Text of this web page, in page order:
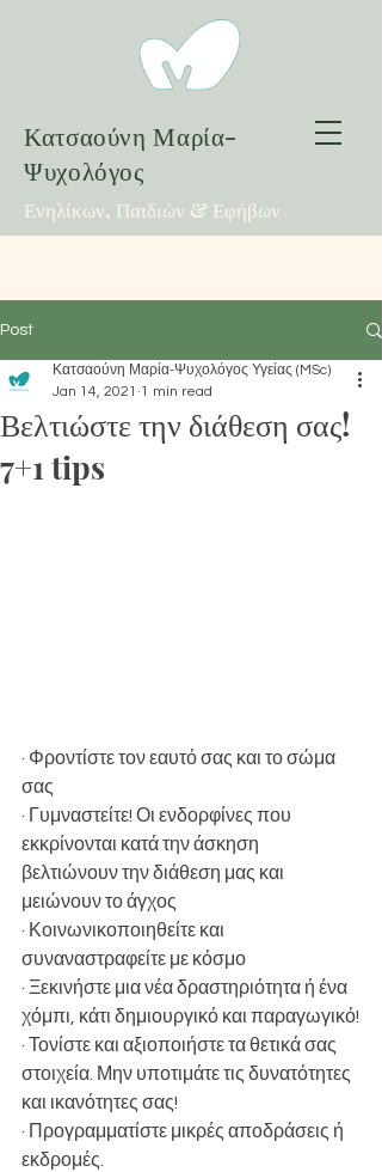
Κατσαούνη Μαρία-
Ψυχολόγος
Ενηλίκων, Παιδιών & Εφήβων
Post
Βελτιώστε την διάθεση σας!
7+1 tips
Κατσαούνη Μαρία-Ψυχολόγος Υγείας (MSc)
Jan 14, 2021 1 min read
· Φροντίστε τον εαυτό σας και το σώμα
σας
· Γυμναστείτε! Οι ενδορφίνες που
εκκρίνονται κατά την άσκηση
βελτιώνουν την διάθεση μας και
μειώνουν το άγχος
· Κοινωνικοποιηθείτε και
συναναστραφείτε με κόσμο
· Ξεκινήστε μια νέα δραστηριότητα ή ένα
χόμπι, κάτι δημιουργικό και παραγωγικό!
· Τονίστε και αξιοποιήστε τα θετικά σας
στοιχεία. Μην υποτιμάτε τις δυνατότητες
και ικανότητες σας!
· Προγραμματίστε μικρές αποδράσεις ή
εκδρομές.